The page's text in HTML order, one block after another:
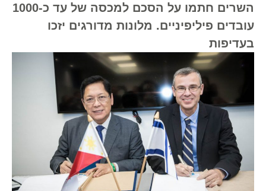
השרים חתמו על הסכם למכסה של עד כ-1000
עובדים פיליפיניים. מלונות מדורגים יזכו
בעדיפות